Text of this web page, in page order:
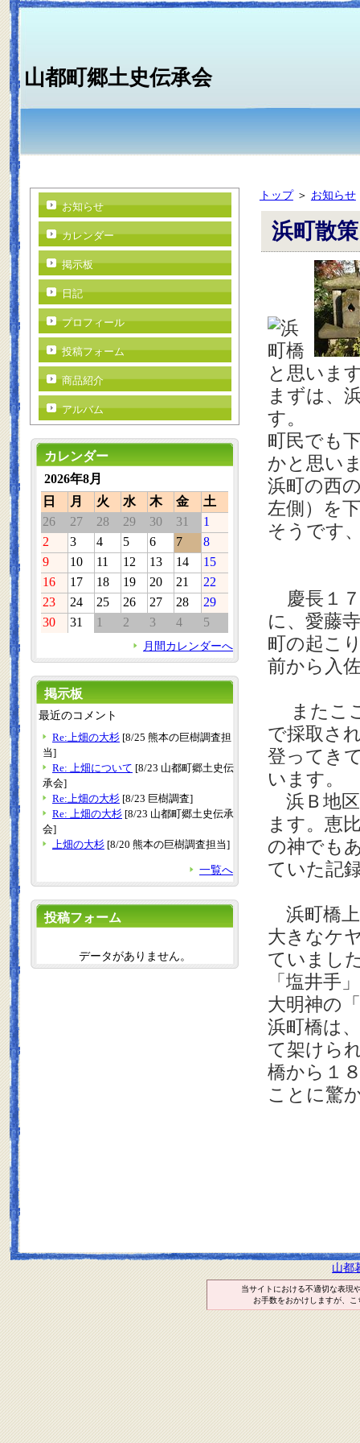
山都町郷土史伝承会
トップ＞ お知らせ
浜町散
と思いま
まずは、
す。
町民でも
かと思い
浜町の西
左側）を
そうです
慶長１
に、愛藤
町の起こ
前から入
またこ
で採取さ
登ってき
います。
浜Ｂ地区
ます。恵
の神でも
ていた記
浜町橋上
大きなケ
ていまし
「塩井手
大明神の
浜町橋は
て架けら
橋から１
ことに驚
お知らせ
カレンダー
掲示板
日記
プロフィール
投稿フォーム
商品紹介
アルバム
カレンダー
2026年8月
日
月 火 水 木 金
土
26
27 28 29 30 31
1
2
3 4 5 6 7
8
9
10 11 12 13 14
15
16
17 18 19 20 21
22
23
24 25 26 27 28
29
30
31 1 2 3 4 5
月間カレンダーへ
掲示板
最近のコメント
Re:上畑の大杉 [8/25 熊本の巨樹調査担
当]
Re: 上畑について [8/23 山都町郷土史伝
承会]
Re:上畑の大杉 [8/23 巨樹調査]
Re: 上畑の大杉 [8/23 山都町郷土史伝承
会]
上畑の大杉 [8/20 熊本の巨樹調査担当]
一覧へ
投稿フォーム
データがありません。
山都
当サイトにおける不適切な表現
お手数をおかけしますが、こ